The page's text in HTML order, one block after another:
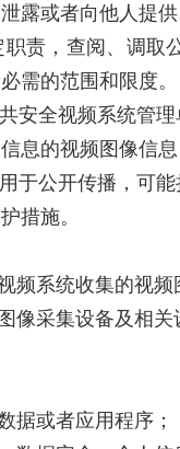
露或者向他人提供
，查阅、调取
需的范围和限度。
全视频系统管
息的视频图像信
公开传播，可
措施。
频系统收集的视频
像采集设备及相
据或者应用程序；